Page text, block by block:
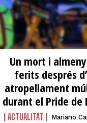
Un mort i
ferits després
atropellament
durant el Pride de
ACTUALITAT Mariano